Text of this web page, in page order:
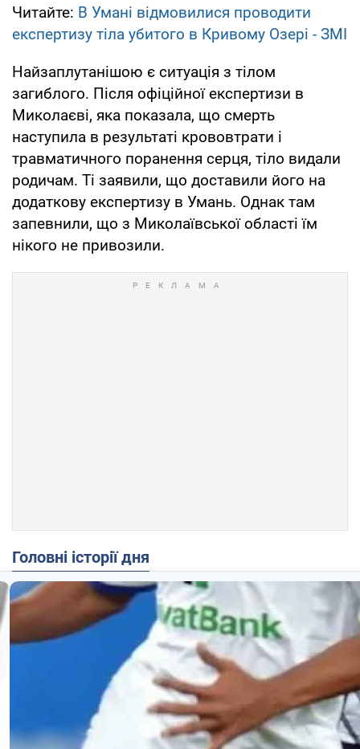
Читайте: В Умані відмовилися проводити
експертизу тіла убитого в Кривому Озері - ЗМІ
Найзаплутанішою є ситуація з тілом
загиблого. Після офіційної експертизи в
Миколаєві, яка показала, що смерть
наступила в результаті крововтрати і
травматичного поранення серця, тіло видали
родичам. Ті заявили, що доставили його на
додаткову експертизу в Умань. Однак там
запевнили, що з Миколаївської області їм
нікого не привозили.
Головні історії дня